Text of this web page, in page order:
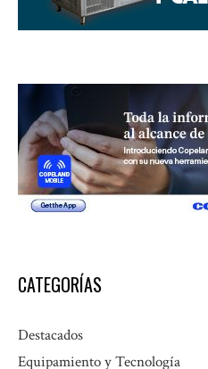
CATEGORÍAS
Destacados
Equipamiento y Tecnología